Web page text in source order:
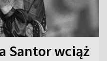
Santor wciąż